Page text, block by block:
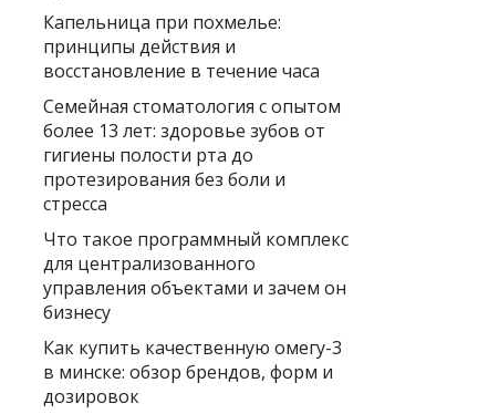
Капельница при похмелье:
принципы действия и
восстановление в течение часа
Семейная стоматология с опытом
более 13 лет: здоровье зубов от
гигиены полости рта до
протезирования без боли и
стресса
Что такое программный комплекс
для централизованного
управления объектами и зачем он
бизнесу
Как купить качественную омегу-3
в минске: обзор брендов, форм и
дозировок